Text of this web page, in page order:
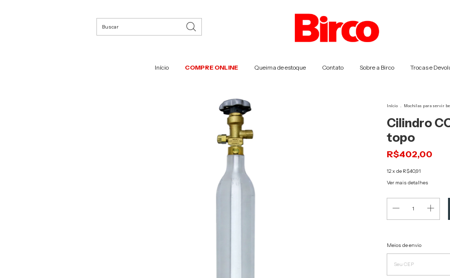
Início COMPRE ONLINE Queima de estoque Contato Sobre a Birco Trocas e
Início Mochilas para servir
Cilindro
topo
R$402,00
12x de R$40,91
Ver mais detalhes
Entregas para o CEP:
Meios de envio